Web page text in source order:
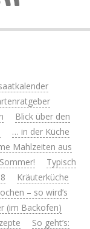
Blick über den
… in der Küche
Mahlzeiten aus
Typisch
Kräuterküche
– so wird’s
(im Backofen)
So geht’s: